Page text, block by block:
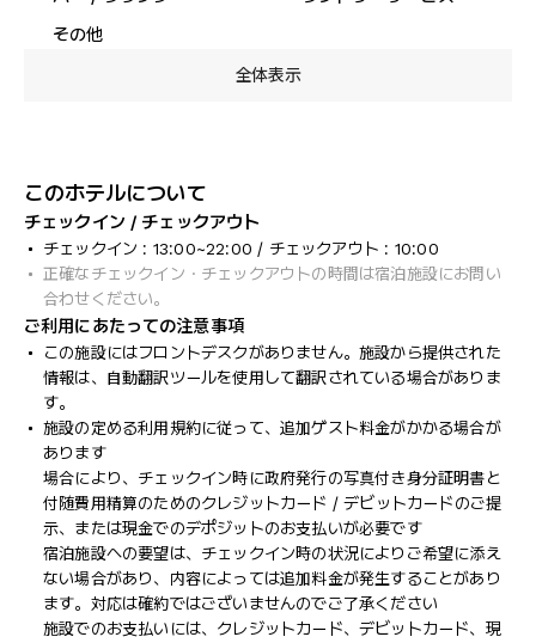
その他
全体表示
このホテルについて
チェックイン / チェックアウト
チェックイン : 13:00~22:00 / チェックアウト : 10:00
正確なチェックイン・チェックアウトの時間は宿泊施設にお問い
合わせください。
ご利用にあたっての注意事項
この施設にはフロントデスクがありません。施設から提供された
情報は、自動翻訳ツールを使用して翻訳されている場合がありま
す。
施設の定める利用規約に従って、追加ゲスト料金がかかる場合が
あります
場合により、チェックイン時に政府発行の写真付き身分証明書と
付随費用精算のためのクレジットカード / デビットカードのご提
示、または現金でのデポジットのお支払いが必要です
宿泊施設への要望は、チェックイン時の状況によりご希望に添え
ない場合があり、内容によっては追加料金が発生することがあり
ます。対応は確約ではございませんのでご了承ください
施設でのお支払いには、クレジットカード、デビットカード、現